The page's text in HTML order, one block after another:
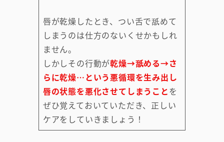
唇が乾燥したとき、つい舌で舐めて
しまうのは仕方のないくせかもしれ
ません。
しかしその行動が乾燥→舐める→さ
らに乾燥…という悪循環を生み出し
唇の状態を悪化させてしまうことを
ぜひ覚えておいていただき、正しい
ケアをしていきましょう！